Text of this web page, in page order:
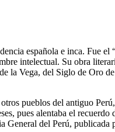
española e inca. Fue
intelectual. Su obra
la Vega, del Siglo de Oro
pueblos del antiguo
pues alentaba el
del Perú, publicada